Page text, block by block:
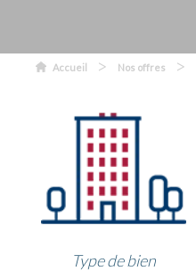
Accueil > Nos offres >
Type de bien